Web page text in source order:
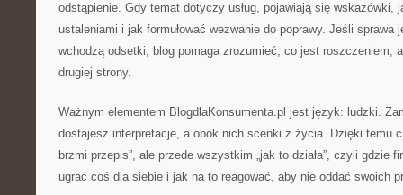
odstąpienie. Gdy temat dotyczy usług, pojawiają się wskazówki,
ustaleniami i jak formułować wezwanie do poprawy. Jeśli sprawa
wchodzą odsetki, blog pomaga zrozumieć, co jest roszczeniem,
drugiej strony.
Ważnym elementem BlogdlaKonsumenta.pl jest język: ludzki.
dostajesz interpretacje, a obok nich scenki z życia. Dzięki temu
brzmi przepis”, ale przede wszystkim „jak to działa”, czyli gdzie
ugrać coś dla siebie i jak na to reagować, aby nie oddać swoich